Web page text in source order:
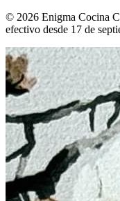
© 2026 Enigma Cocina
efectivo desde 17 de